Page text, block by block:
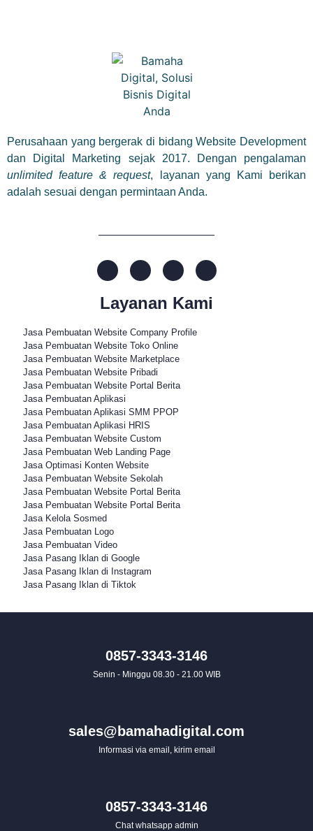
Perusahaan yang bergerak di bidang Website Development
dan Digital Marketing sejak 2017. Dengan pengalaman
unlimited feature & request, layanan yang Kami berikan
adalah sesuai dengan permintaan Anda.
Layanan Kami
Jasa Pembuatan Website Company Profile
Jasa Pembuatan Website Toko Online
Jasa Pembuatan Website Marketplace
Jasa Pembuatan Website Pribadi
Jasa Pembuatan Website Portal Berita
Jasa Pembuatan Aplikasi
Jasa Pembuatan Aplikasi SMM PPOP
Jasa Pembuatan Aplikasi HRIS
Jasa Pembuatan Website Custom
Jasa Pembuatan Web Landing Page
Jasa Optimasi Konten Website
Jasa Pembuatan Website Sekolah
Jasa Pembuatan Website Portal Berita
Jasa Pembuatan Website Portal Berita
Jasa Kelola Sosmed
Jasa Pembuatan Logo
Jasa Pembuatan Video
Jasa Pasang Iklan di Google
Jasa Pasang Iklan di Instagram
Jasa Pasang Iklan di Tiktok
0857-3343-3146
Senin - Minggu 08.30 - 21.00 WIB
sales@bamahadigital.com
Informasi via email, kirim email
0857-3343-3146
Chat whatsapp admin